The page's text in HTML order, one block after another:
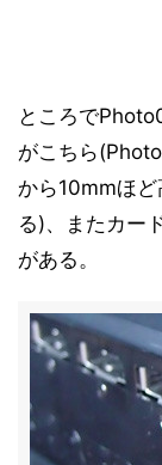
ところで
がこちら
から10mmほ
る)、またカー
がある。